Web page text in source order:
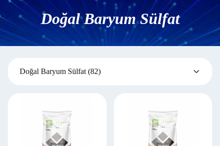
Doğal Baryum Sülfat
Doğal Baryum Sülfat (82)